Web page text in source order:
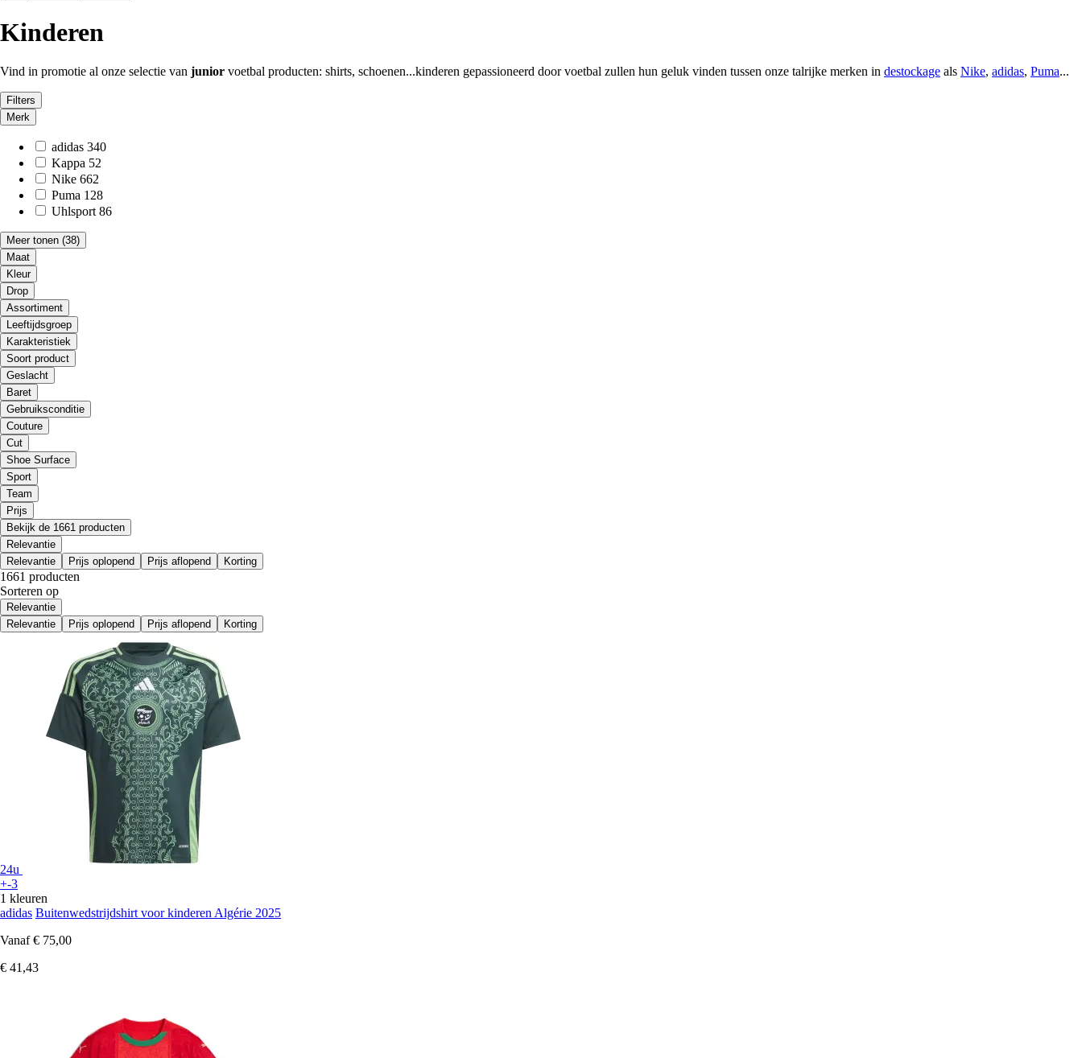
Kinderen
Vind in promotie al onze selectie van junior voetbal producten: shirts, schoenen...kinderen gepassioneerd door voetbal zullen hun geluk vinden tussen onze talrijke merken in destockage als Nike, adidas, Puma...
Filters
Merk
adidas 340
Kappa 52
Nike 662
Puma 128
Uhlsport 86
Meer tonen (38)
Maat
Kleur
Drop
Assortiment
Leeftijdsgroep
Karakteristiek
Soort product
Geslacht
Baret
Gebruiksconditie
Couture
Cut
Shoe Surface
Sport
Team
Prijs
Bekijk de 1661 producten
Relevantie
Relevantie
Prijs oplopend Prijs aflopend Korting
1661 producten
Sorteren op
Relevantie
Relevantie
Prijs oplopend Prijs aflopend Korting
24u
+-3
1 kleuren
adidas Buitenwedstrijdshirt voor kinderen Algérie 2025
Vanaf € 75,00
€ 41,43